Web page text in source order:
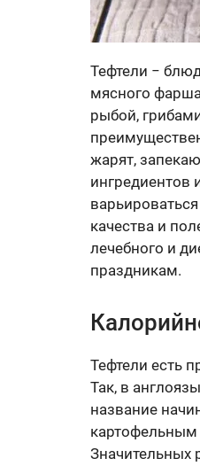
Тефтели −
мясного
рыбой,
жарят,
ингредиентов
качества и
лечебного и
праздникам.
Тефтели есть
Так, в
название
картофельным
Значительных